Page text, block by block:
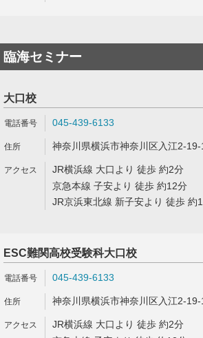
臨海セミナー
大口校
045-439-6133
神奈川県横浜市神奈川区入江2-
JR横浜線 大口より 徒歩 約2分
京急本線 子安より 徒歩 約12分
JR京浜東北線 新子安より 徒歩 約
ESC難関高校受験科大口校
045-439-6133
神奈川県横浜市神奈川区入江2-
JR横浜線 大口より 徒歩 約2分